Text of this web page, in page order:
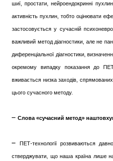
шиї, простати, нейроендокринні
активність пухлин, тобто оцінювати
застосовується у сучасній
важливий метод діагностики, але не
диференціальної діагностики,
окремому випадку показання до
вживається низка заходів,
цього сучасного методу.
– Слова «сучасний метод»
–ПЕТ-технології розвиваються
стверджувати, що наша країна лише